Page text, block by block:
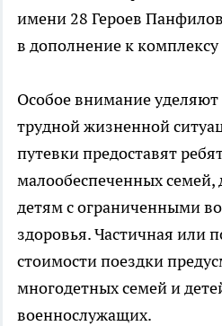
имени 28 Героев
в дополнение к
Особое внимание
трудной жизненной
путевки предоставят
малообеспеченных
детям с ограниченными
здоровья. Частичная или
стоимости поездки
многодетных семей и
военнослужащих.